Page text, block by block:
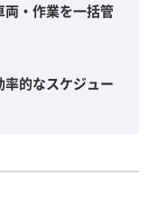
両・作業を一括管
的なスケジュー